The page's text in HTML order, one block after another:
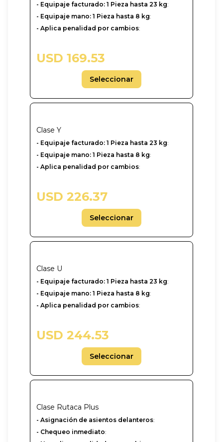
- Equipaje facturado: 1 Pieza hasta 23 kg:
- Equipaje mano: 1 Pieza hasta 8 kg:
- Aplica penalidad por cambios:
USD 169.53
Seleccionar
Clase Y
-‎ Equipaje facturado: 1 Pieza hasta 23 kg:
- Equipaje mano: 1 Pieza hasta 8 kg:
- Aplica penalidad por cambios:
USD 226.37
Seleccionar
Clase U
-‎ Equipaje facturado: 1 Pieza hasta 23 kg:
- Equipaje mano: 1 Pieza hasta 8 kg:
- Aplica penalidad por cambios:
USD 244.53
Seleccionar
Clase Rutaca Plus
- Asignación de asientos delanteros:
- Chequeo inmediato: